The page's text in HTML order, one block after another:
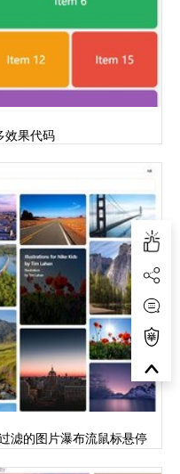
效果代码
滤的图片瀑布流鼠标悬停